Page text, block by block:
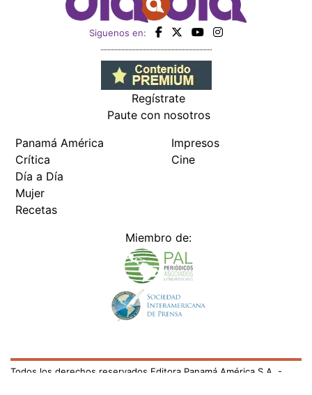
Siguenos en:
Regístrate
Paute con nosotros
Panamá América
Crítica
Día a Día
Mujer
Recetas
Impresos
Cine
Miembro de:
Todos los derechos reservados Editora Panamá América S.A. -